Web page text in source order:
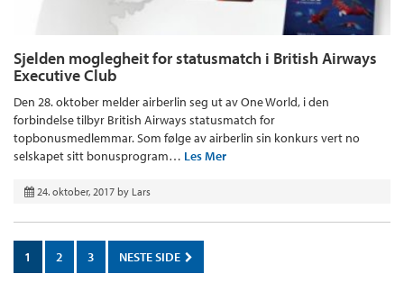
Sjelden moglegheit for statusmatch i British Airways
Executive Club
Den 28. oktober melder airberlin seg ut av One World, i den
forbindelse tilbyr British Airways statusmatch for
topbonusmedlemmar. Som følge av airberlin sin konkurs vert no
selskapet sitt bonusprogram… Les Mer
24. oktober, 2017 by Lars
1 2 3 NESTE SIDE